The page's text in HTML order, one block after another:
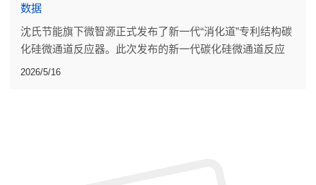
数据
沈氏节能旗下微智源正式发布了新一代“消化道”专利结构碳
化硅微通道反应器。此次发布的新一代碳化硅微通道反应
器，是流道设计、材料配方与焊接工艺的系统迭代。
2026/5/16